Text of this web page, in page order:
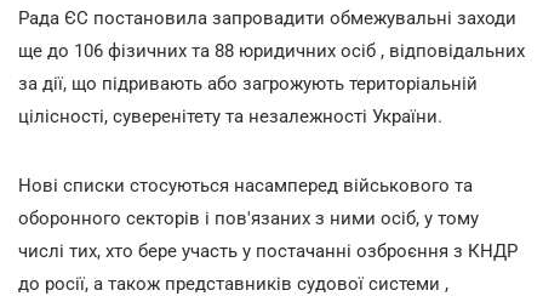
Рада ЄС постановила запровадити обмежувальні заходи
ще до 106 фізичних та 88 юридичних осіб , відповідальних
за дії, що підривають або загрожують територіальній
цілісності, суверенітету та незалежності України.
Нові списки стосуються насамперед військового та
оборонного секторів і пов'язаних з ними осіб, у тому
числі тих, хто бере участь у постачанні озброєння з КНДР
до росії, а також представників судової системи ,